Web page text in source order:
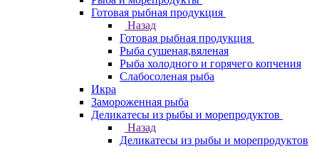
Готовая рыбная продукция
Назад
Готовая рыбная продукция
Рыба сушеная,вяленая
Рыба холодного и горячего копчения
Слабосоленая рыба
Икра
Замороженная рыба
Деликатесы из рыбы и морепродуктов
Назад
Деликатесы из рыбы и морепродуктов